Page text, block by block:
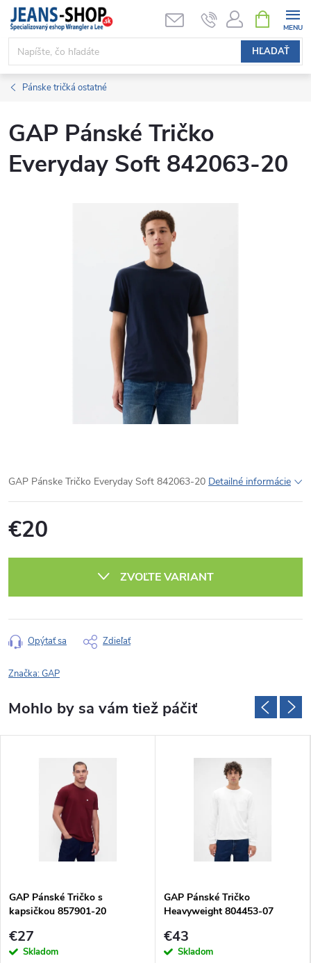
Prejsť
obsah
HĽADAŤ
KOŠÍK
Pánske tričká ostatné
GAP Pánské Tričko
Everyday Soft 842063-20
GAP Pánske Tričko Everyday Soft 842063-20 Detailné informácie
€20
ZVOĽTE VARIANT
Opýtať sa Zdieľať
Značka:GAP
GAP Pánské Tričko s
kapsičkou 857901-20
€27
Skladom
GAP Pánské Tričko
Heavyweight 804453-07
€43
Skladom